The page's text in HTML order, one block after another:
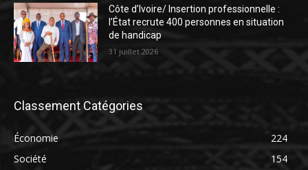
Côte d’Ivoire/ Insertion professionnelle :
l’État recrute 400 personnes en situation
de handicap
31 juillet 2026
Classement Catégories
Économie
224
Société
154